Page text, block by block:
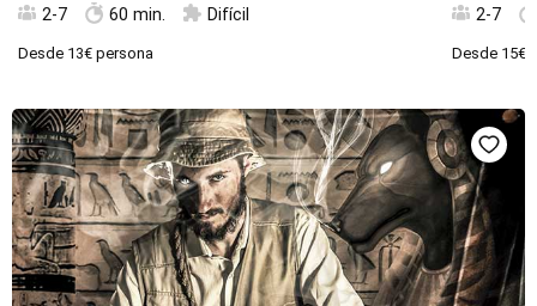
2-7 60 min. Difícil
Desde 13€ persona
2-7
Desde 15€